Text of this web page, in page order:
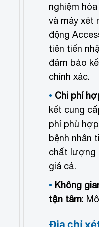
nghiệm
và máy xét
động
tiên tiến
đảm bảo
chính xác.
Chi phí
kết cung
phí phù
bệnh nhân
chất lượng
giá cả.
Không
tận tâm:
Địa chỉ